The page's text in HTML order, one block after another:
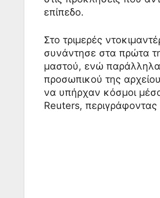
επίπεδο.
Στο τριμερές
συνάντησε στα πρώτα
μαστού, ενώ παράλληλα
προσωπικού της
να υπήρχαν κόσμοι
Reuters, περιγράφοντας